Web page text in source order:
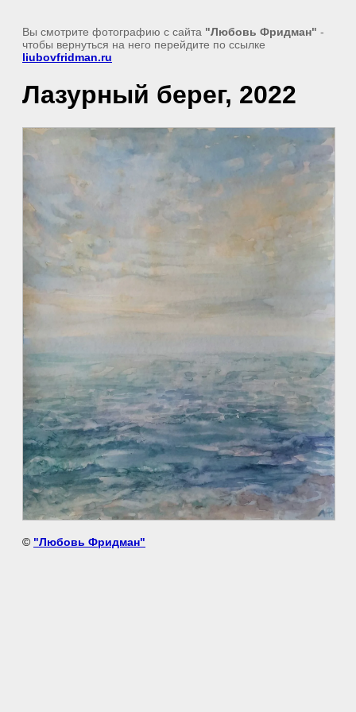
Вы смотрите фотографию с сайта "Любовь Фридман" -
чтобы вернуться на него перейдите по ссылке
liubovfridman.ru
Лазурный берег, 2022
© "Любовь Фридман"